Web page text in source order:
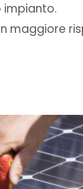
impianto.
maggiore